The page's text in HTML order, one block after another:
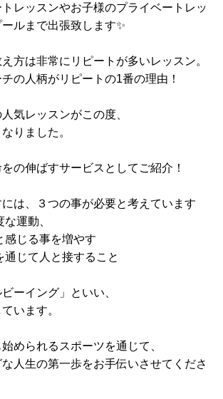
レッスンやお子様のプライベートレッ
ルまで出張致します✨
方は非常にリピートが多いレッスン。
の人柄がリピートの1番の理由！
気レッスンがこの度、
りました。
の伸ばすサービスとしてご紹介！
は、３つの事が必要と考えています
な運動、
感じる事を増やす
通じて人と接すること
ーイング」といい、
います。
められるスポーツを通じて、
人生の第一歩をお手伝いさせてくださ